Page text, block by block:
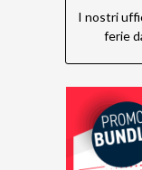
I nostri
ferie